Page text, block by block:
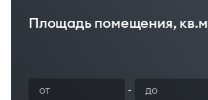
Площадь помещения, кв.м
-